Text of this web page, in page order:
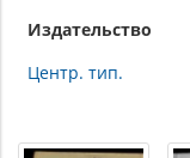
Издательство
Центр. тип.